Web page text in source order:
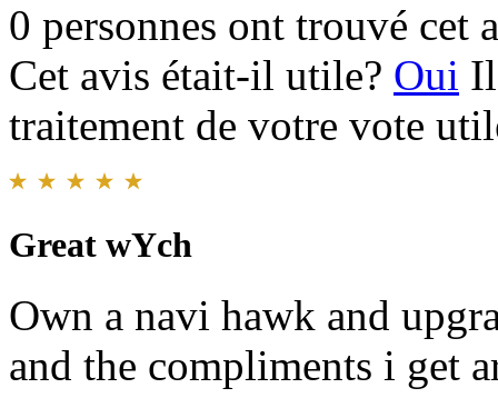
0 personnes ont trouvé cet
Cet avis était-il utile? Oui
traitement de votre vote
Great wYch
Own a navi hawk and
and the compliments i get